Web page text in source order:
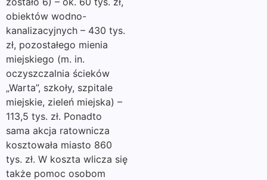
obiektów wodno-
kanalizacyjnych – 430 tys.
zł, pozostałego mienia
miejskiego (m. in.
oczyszczalnia ścieków
„Warta”, szkoły, szpitale
miejskie, zieleń miejska) –
113,5 tys. zł. Ponadto
sama akcja ratownicza
kosztowała miasto 860
tys. zł. W koszta wlicza się
także pomoc osobom